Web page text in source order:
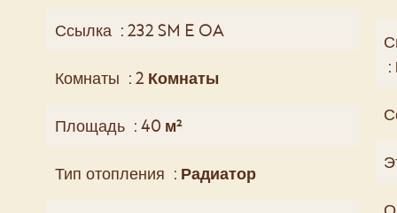
Ссылка 232 SM E OA
Комнаты 2 Комнаты
Площадь 40 м²
Тип отопления Радиатор